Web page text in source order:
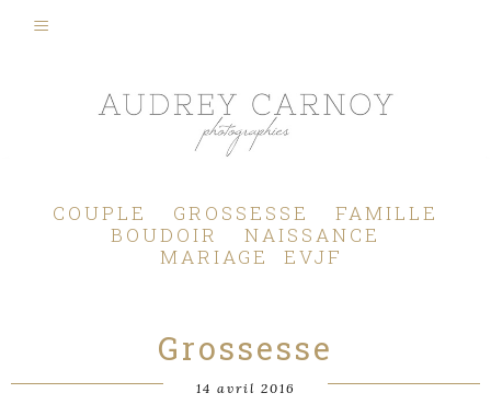
COUPLE GROSSESSE
FAMILLE
BOUDOIR
NAISSANCE
MARIAGE
EVJF
Grossesse
14 avril 2016